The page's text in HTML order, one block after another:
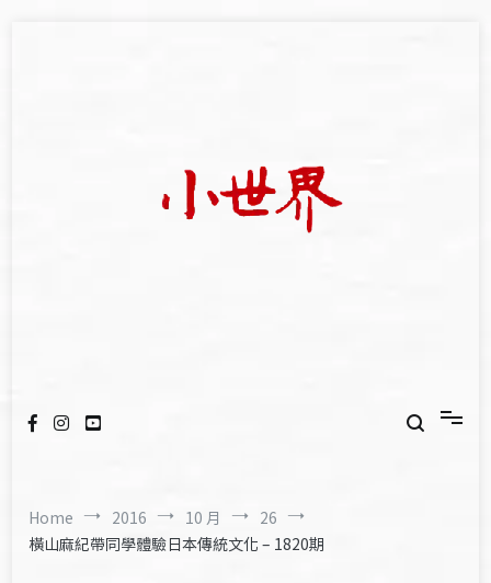
Home 2016 10 月
26
橫山麻紀帶同學體驗日本傳統文化 – 1820期